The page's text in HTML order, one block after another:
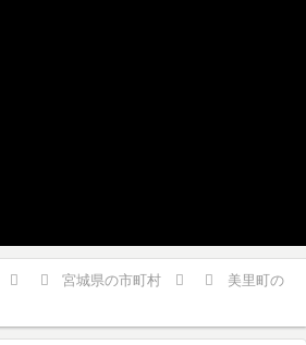
宮城県の市町村
美里町の